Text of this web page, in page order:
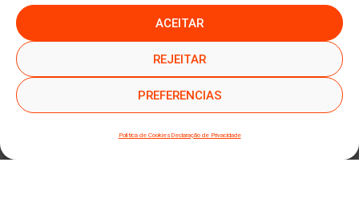
ACEITAR
REJEITAR
PREFERENCIAS
Política de Cookies Declaração de Privacidade
●SUBSCREVER NEWSLETTER●